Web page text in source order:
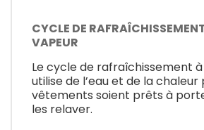
CYCLE DE
VAPEUR
Le cycle de rafraîchissement
utilise de l’eau et de la chaleur
vêtements soient prêts à
les relaver.